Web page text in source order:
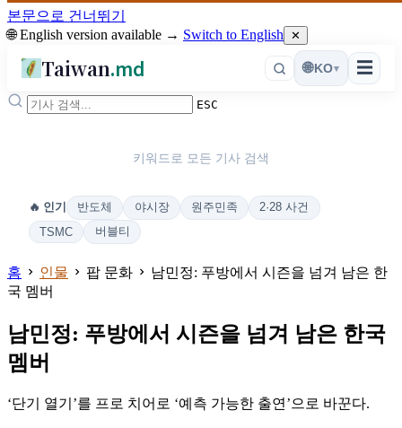
본문으로 건너뛰기
🌐 English version available → Switch to English ✕
Taiwan.md ☰
🌐KO▾
ESC
키워드로 모든 기사 검색
🔥 인기 반도체 야시장 원주민족
2·28 사건
TSMC
버블티
홈 인물 팝 문화
남민정: 푸방에서 시즌을 넘겨 남은 한
국 멤버
남민정: 푸방에서 시즌을 넘겨 남은 한국
멤버
‘단기 열기’를 프로 치어로 ‘예측 가능한 출연’으로 바꾼다.